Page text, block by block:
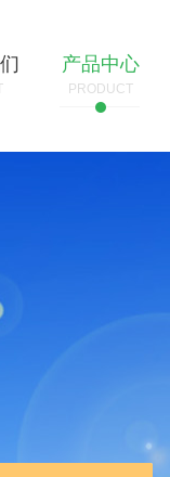
产品中心
PRODUCT